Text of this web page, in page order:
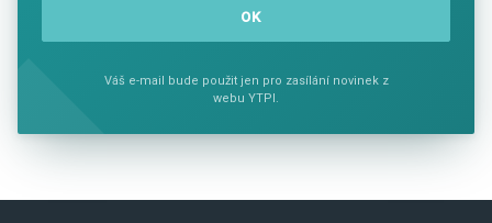
Váš e-mail bude použit jen pro zasílání novinek z
webu YTPI.